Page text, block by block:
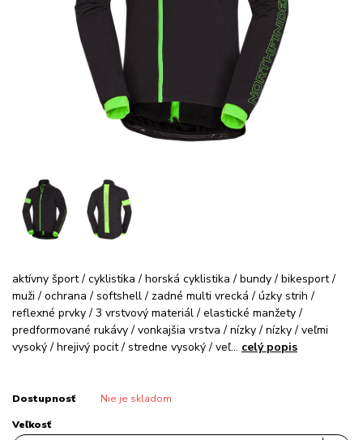
aktívny šport / cyklistika / horská cyklistika / bundy / bikesport /
muži / ochrana / softshell / zadné multi vrecká / úzky strih /
reflexné prvky / 3 vrstvový materiál / elastické manžety /
predformované rukávy / vonkajšia vrstva / nízky / nízky / veľmi
vysoký / hrejivý pocit / stredne vysoký / veľ... celý popis
Dostupnosť Nie je skladom
Veľkosť